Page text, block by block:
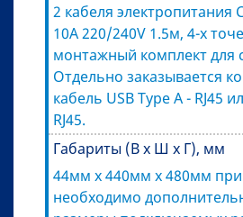
2 кабеля электропитания
10A 220/240V 1.5м, 4-х
монтажный комплект для
Отдельно заказывается
кабель USB Type A - RJ45
RJ45.
Габариты (В x Ш x Г), мм
44мм x 440мм x 480мм при
необходимо